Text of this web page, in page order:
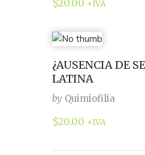
$20.00 +IVA
¿AUSENCIA DE
LATINA
by Quimiofilia
$20.00 +IVA